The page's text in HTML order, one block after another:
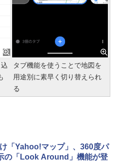
タブ機能を使うことで地図を
用途別に素早く切り替えられ
る
「Yahoo!マップ」、360度パ
の「Look Around」機能が登